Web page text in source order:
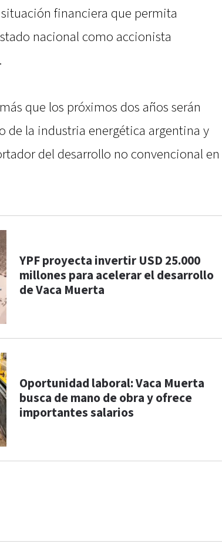
financiera que permita
nacional como accionista
que los próximos dos años serán
de la industria energética argentina y
del desarrollo no convencional en
YPF proyecta invertir USD 25.000
millones para acelerar el desarrollo
de Vaca Muerta
Oportunidad laboral: Vaca Muerta
busca de mano de obra y ofrece
importantes salarios